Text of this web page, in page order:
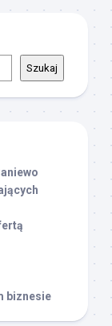
Szukaj
biznesie